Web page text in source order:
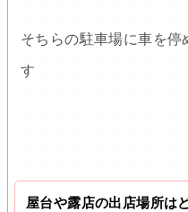
そちらの駐車場に車を停
す
屋台や露店の出店場所は